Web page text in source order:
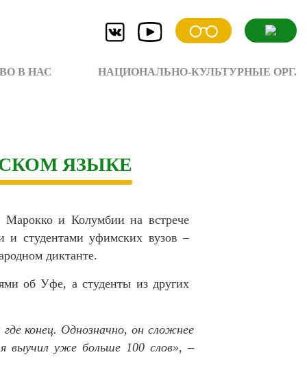
В НАС НАЦИОНАЛЬНО-КУЛЬТУРНЫЕ ОРГ.
ЯЗЫКЕ
Марокко и Колумбии на встрече
и студентами уфимских вузов –
диктанте.
об Уфе, а студенты из других
конец. Однозначно, он сложнее
выучил уже больше 100 слов», –